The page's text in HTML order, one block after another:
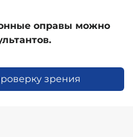
оправы можно
зрения